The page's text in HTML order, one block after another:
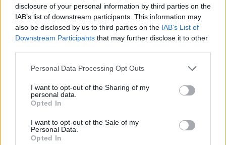
disclosure of your personal information by third parties on the
IAB’s list of downstream participants. This information may
also be disclosed by us to third parties on the IAB’s List of
Downstream Participants that may further disclose it to other
Personal Data Processing Opt Outs
I want to opt-out of the Sharing of my
personal data.
Opted In
I want to opt-out of the Sale of my
Personal Data.
Opted In
Indijoje vykusios šventės metu
perskaitytame sveikinime JAV valstybės
sekretorius Marco Rubio pareiškė, kad
Vašingtonas yra „pasiryžęs skatinti pagarbą
tibetiečių žmogaus teisėms ir pagrindinėms
laisvėms“.
„Mes remiame pastangas išsaugoti tibetiečių